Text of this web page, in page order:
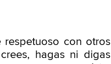
respetuoso con otros
hagas ni digas